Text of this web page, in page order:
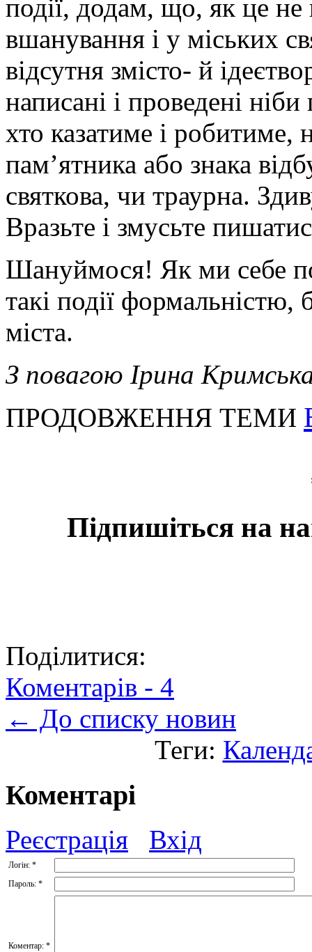
події, додам, що, як це не
вшанування і у міських
відсутня змісто- й
написані і проведені
хто казатиме і робитиме,
пам’ятника або знака
святкова, чи траурна.
Вразьте і змусьте
Шануймося! Як ми себе
такі події формальністю,
міста.
З повагою Ірина
ПРОДОВЖЕННЯ ТЕМИ
Підпишіться на
Поділитися:
Коментарів - 4
← До списку новин
Теги:
Коментарі
Реєстрація Вхід
Логін: *
Пароль: *
Коментар: *